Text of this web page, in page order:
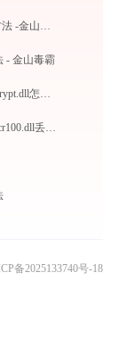
富士施乐DocuPrint 203A打印机连接问题解决方法 -金山毒霸
- 金山毒霸
网上股票交易应用程序 打开xiadan.exe找不到hcrypt.dll怎么办
Windows系统服务配置进程 sc.exe系统错误msvcr100.dll丢失如何解决
备2025133740号-18